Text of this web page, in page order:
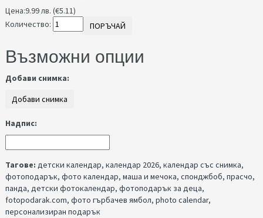
Цена:9.99 лв. (€5.11)
Количество:
ПОРЪЧАЙ
Възможни опции
Добави снимка:
Надпис:
Тагове: детски календар, календар 2026, календар със снимка,
фотоподарък, фото календар, маша и мечока, спонджбоб, прасчо,
панда, детски фотокалендар, фотоподарък за деца,
fotopodarak.com, фото гърбачев ямбол, photo calendar,
персонализиран подарък